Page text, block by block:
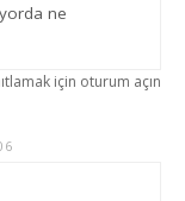
ne
için oturum açın